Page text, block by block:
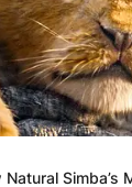
БЛОГ
Simba’s